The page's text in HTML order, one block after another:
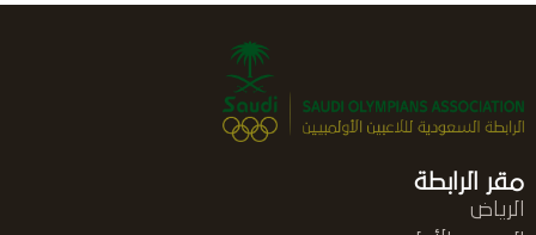
مقر الرابطة
الرياض